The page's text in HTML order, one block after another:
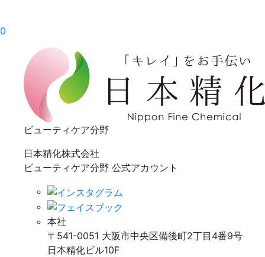
0
ビューティケア分野
日本精化株式会社
ビューティケア分野 公式アカウント
本社
〒541-0051 大阪市中央区備後町2丁目4番9号
日本精化ビル10F